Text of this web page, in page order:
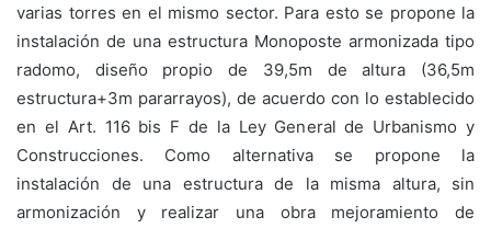
varias torres en el mismo sector. Para esto se propone la
instalación de una estructura Monoposte armonizada tipo
radomo, diseño propio de 39,5m de altura (36,5m
estructura+3m pararrayos), de acuerdo con lo establecido
en el Art. 116 bis F de la Ley General de Urbanismo y
Construcciones. Como alternativa se propone la
instalación de una estructura de la misma altura, sin
armonización y realizar una obra mejoramiento de